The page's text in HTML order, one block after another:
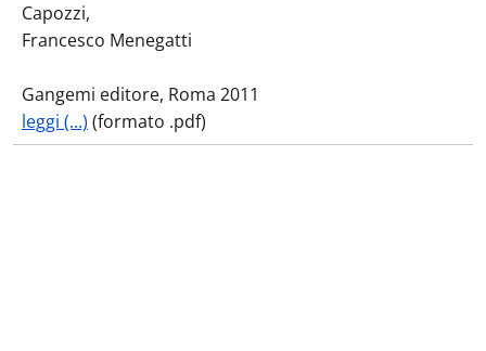
Capozzi,
Francesco Menegatti
Gangemi editore, Roma 2011
leggi (...) (formato .pdf)